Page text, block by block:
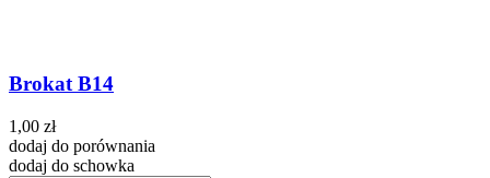
Brokat B14
1,00 zł
dodaj do porównania
dodaj do schowka